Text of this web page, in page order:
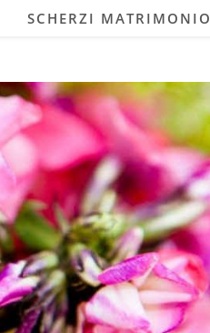
SCHERZI MATRIMONIO